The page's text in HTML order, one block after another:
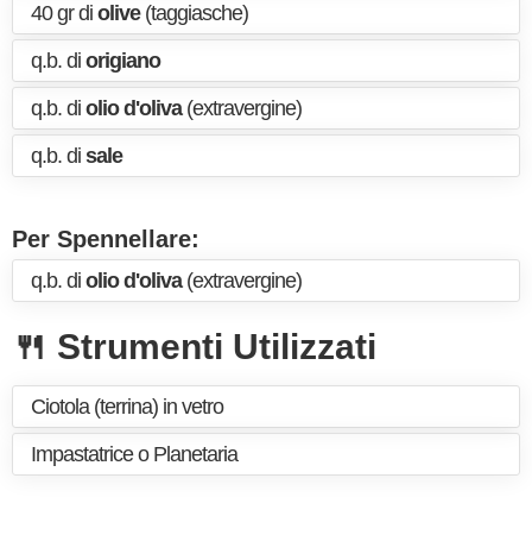
40 gr di olive(taggiasche)
q.b. di origiano
q.b. di olio d'oliva(extravergine)
q.b. di sale
Per Spennellare:
q.b. di olio d'oliva(extravergine)
🍴 Strumenti Utilizzati
Ciotola (terrina) in vetro
Impastatrice o Planetaria